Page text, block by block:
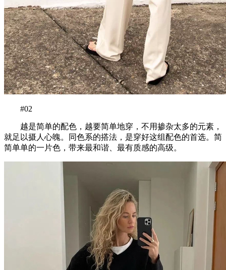
#02
越是简单的配色，越要简单地穿，不用掺杂太多的元素，
就足以摄人心魄。同色系的搭法，是穿好这组配色的首选。简
简单单的一片色，带来最和谐、最有质感的高级。